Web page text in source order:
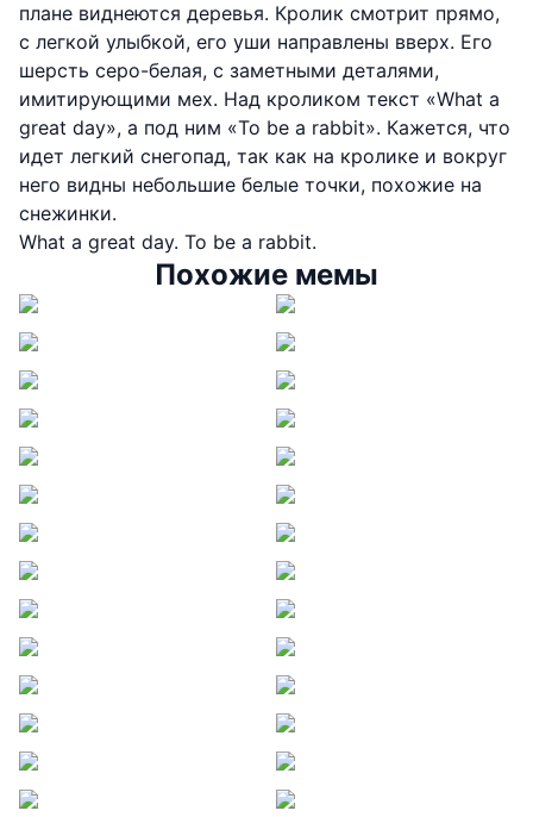
плане виднеются деревья. Кролик смотрит прямо,
с легкой улыбкой, его уши направлены вверх. Его
шерсть серо-белая, с заметными деталями,
имитирующими мех. Над кроликом текст «What a
great day», а под ним «To be a rabbit». Кажется, что
идет легкий снегопад, так как на кролике и вокруг
него видны небольшие белые точки, похожие на
снежинки.
What a great day. To be a rabbit.
Похожие мемы